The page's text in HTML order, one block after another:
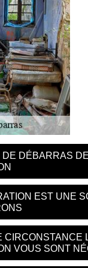
DÉBARRAS
EST UNE
CIRCONSTANCE
VOUS SONT